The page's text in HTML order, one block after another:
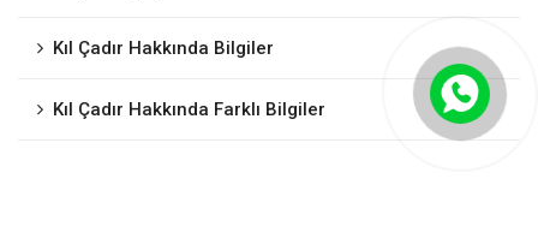
Kıl Çadır Hakkında Bilgiler
Kıl Çadır Hakkında Farklı Bilgiler